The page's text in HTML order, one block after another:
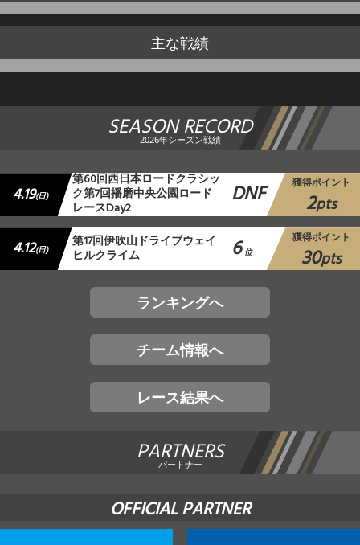
主な戦績
SEASON RECORD
2026年シーズン戦績
4.19(日)
第60回西日本ロードクラシッ
ク第7回播磨中央公園ロード
レースDay2 DNF 獲得ポイント
2pts
4.12(日) 第17回伊吹山ドライブウェイ
ヒルクライム 6 位
獲得ポイント
30pts
ランキングへ
チーム情報へ
レース結果へ
PARTNERS
パートナー
OFFICIAL PARTNER